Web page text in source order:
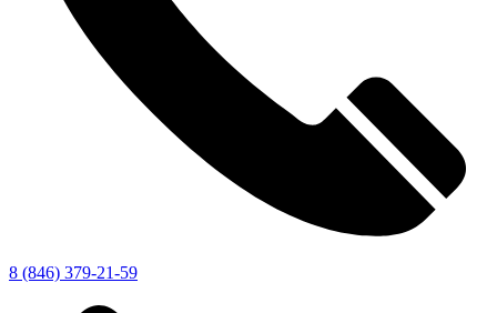
8 (846) 379-21-59